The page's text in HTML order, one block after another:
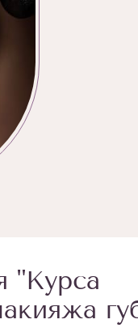
"Курса